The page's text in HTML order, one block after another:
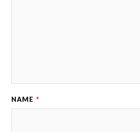
NAME *